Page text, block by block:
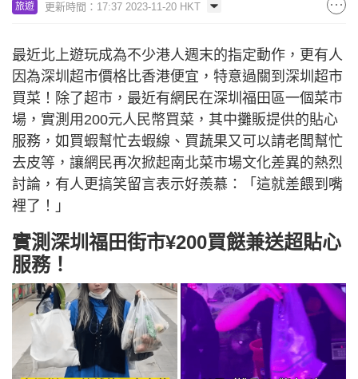
旅遊 更新時間：17:37 2023-11-20 HKT
最近北上遊玩成為不少港人週末的指定動作，更有人
因為深圳超市價格比香港便宜，特意過關到深圳超市
買菜！除了超市，最近有網民在深圳福田區一個菜市
場，實測用200元人民幣買菜，其中攤販提供的貼心
服務，如買蝦幫忙去蝦線、買蔬果又可以請老闆幫忙
去皮等，讓網民再次掀起南北菜市場文化差異的熱烈
討論，有人更搞笑留言表示好羨慕：「這就差餵到嘴
裡了！」
實測深圳福田街市¥200買餸兼送超貼心
服務！